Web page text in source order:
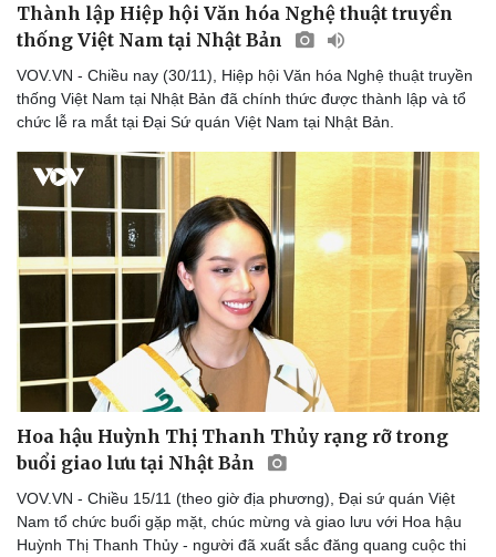
Tư vấn
Săn Tour
check-in
Câu chuyện thời sự
Đọc truyện đêm khuya
Cửa sổ tình yêu
Kể chuyện cho bé
Hạt giống tâm hồn
Thành lập Hiệp hội Văn hóa Nghệ thuật truyền
thống Việt Nam tại Nhật Bản
VOV.VN - Chiều nay (30/11), Hiệp hội Văn hóa Nghệ thuật truyền
thống Việt Nam tại Nhật Bản đã chính thức được thành lập và tổ
chức lễ ra mắt tại Đại Sứ quán Việt Nam tại Nhật Bản.
Hoa hậu Huỳnh Thị Thanh Thủy rạng rỡ trong
buổi giao lưu tại Nhật Bản
VOV.VN - Chiều 15/11 (theo giờ địa phương), Đại sứ quán Việt
Nam tổ chức buổi gặp mặt, chúc mừng và giao lưu với Hoa hậu
Huỳnh Thị Thanh Thủy - người đã xuất sắc đăng quang cuộc thi